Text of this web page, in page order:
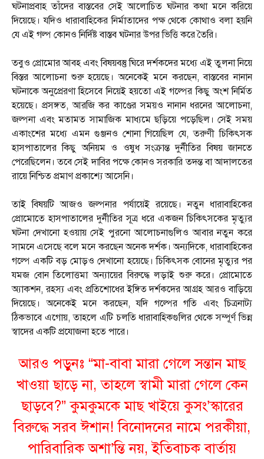
ঘটনাপ্রবাহ তাঁদের বাস্তবের সেই আলোচিত ঘটনার কথা মনে করিয়ে
দিয়েছে। যদিও ধারাবাহিকের নির্মাতাদের পক্ষ থেকে কোথাও বলা হয়নি
যে এই গল্প কোনও নির্দিষ্ট বাস্তব ঘটনার উপর ভিত্তি করে তৈরি।
তবুও প্রোমোর আবহ এবং বিষয়বস্তু ঘিরে দর্শকদের মধ্যে এই তুলনা নিয়ে
বিস্তর আলোচনা শুরু হয়েছে। অনেকেই মনে করছেন, বাস্তবের নানান
ঘটনাকে অনুপ্রেরণা হিসেবে নিয়েই হয়তো এই গল্পের কিছু অংশ নির্মিত
হয়েছে। প্রসঙ্গত, আরজি কর কাণ্ডের সময়ও নানান ধরনের আলোচনা,
জল্পনা এবং মতামত সামাজিক মাধ্যমে ছড়িয়ে পড়েছিল। সেই সময়
একাংশের মধ্যে এমন গুঞ্জনও শোনা গিয়েছিল যে, তরুণী চিকিৎসক
হাসপাতালের কিছু অনিয়ম ও ওষুধ সংক্রান্ত দুর্নীতির বিষয় জানতে
পেরেছিলেন। তবে সেই দাবির পক্ষে কোনও সরকারি তদন্ত বা আদালতের
রায়ে নিশ্চিত প্রমাণ প্রকাশ্যে আসেনি।
তাই বিষয়টি আজও জল্পনার পর্যায়েই রয়েছে। নতুন ধারাবাহিকের
প্রোমোতে হাসপাতালের দুর্নীতির সূত্র ধরে একজন চিকিৎসকের মৃত্যুর
ঘটনা দেখানো হওয়ায় সেই পুরনো আলোচনাগুলিও আবার নতুন করে
সামনে এসেছে বলে মনে করছেন অনেক দর্শক। অন্যদিকে, ধারাবাহিকের
গল্পে একটি বড় মোড়ও দেখানো হয়েছে। চিকিৎসক বোনের মৃত্যুর পর
যমজ বোন তিলোত্তমা অন্যায়ের বিরুদ্ধে লড়াই শুরু করে। প্রোমোতে
অ্যাকশন, রহস্য এবং প্রতিশোধের ইঙ্গিত দর্শকদের আগ্রহ আরও বাড়িয়ে
দিয়েছে। অনেকেই মনে করছেন, যদি গল্পের গতি এবং চিত্রনাট্য
ঠিকভাবে এগোয়, তাহলে এটি চলতি ধারাবাহিকগুলির থেকে সম্পূর্ণ ভিন্ন
স্বাদের একটি প্রযোজনা হতে পারে।
আরও পড়ুনঃ “মা-বাবা মারা গেলে সন্তান মাছ
খাওয়া ছাড়ে না, তাহলে স্বামী মারা গেলে কেন
ছাড়বে?” কুমকুমকে মাছ খাইয়ে কুসং’স্কারের
বিরুদ্ধে সরব ঈশান! বিনোদনের নামে পরকীয়া,
পারিবারিক অশা’ন্তি নয়, ইতিবাচক বার্তায়